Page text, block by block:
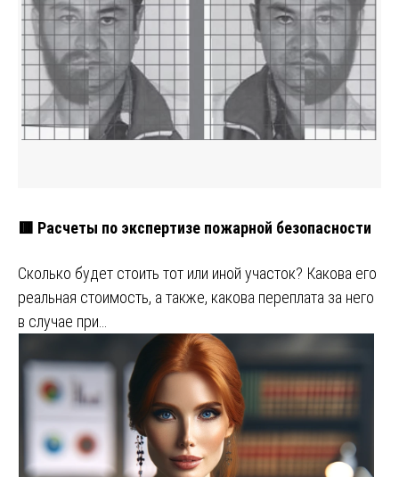
🟥 Расчеты по экспертизе пожарной безопасности
Сколько будет стоить тот или иной участок? Какова его
реальная стоимость, а также, какова переплата за него
в случае при…